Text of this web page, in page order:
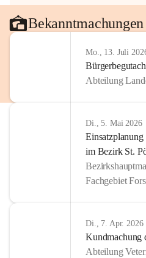
Bekanntmachungen
Mo., 13. Juli
Abteilung
Di., 5. Mai 2026
im Bezirk St.
Fachgebiet
Di., 7. Apr. 2026
Kundmachung
Abteilung